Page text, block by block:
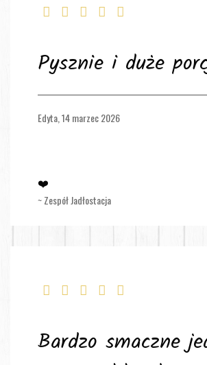
Pysznie i duże
Edyta,14 marzec 2026
❤️
~ Zespół Jadłostacja
Bardzo smaczne